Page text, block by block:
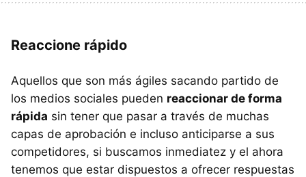
Reaccione rápido
Aquellos que son más ágiles sacando partido de
los medios sociales pueden reaccionar de forma
rápida sin tener que pasar a través de muchas
capas de aprobación e incluso anticiparse a sus
competidores, si buscamos inmediatez y el ahora
tenemos que estar dispuestos a ofrecer respuestas